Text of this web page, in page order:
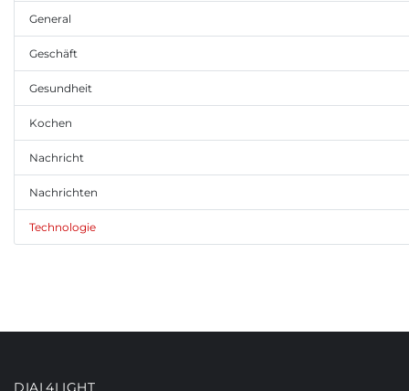
General
Geschäft
Gesundheit
Kochen
Nachricht
Nachrichten
Technologie
DIAL4LIGHT